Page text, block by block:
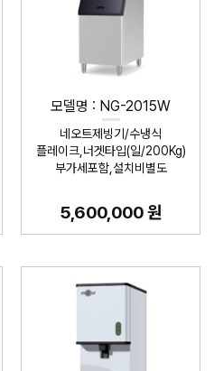
모델명 : NG-2015W
네오트제빙기/수냉식
플레이크,너겟타입(일/200Kg)
부가세포함,설치비별도
5,600,000 원